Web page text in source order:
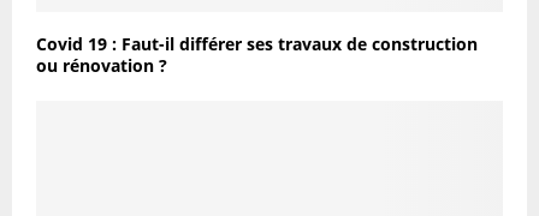
Covid 19 : Faut-il différer ses travaux de construction
ou rénovation ?